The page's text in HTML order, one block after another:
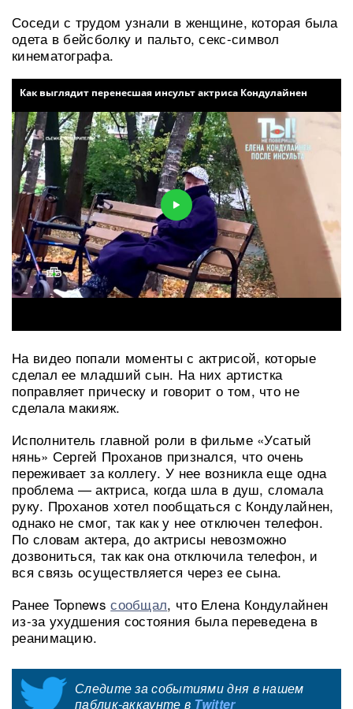
Соседи с трудом узнали в женщине, которая была
одета в бейсболку и пальто, секс-символ
кинематографа.
На видео попали моменты с актрисой, которые
сделал ее младший сын. На них артистка
поправляет прическу и говорит о том, что не
сделала макияж.
Исполнитель главной роли в фильме «Усатый
нянь» Сергей Проханов признался, что очень
переживает за коллегу. У нее возникла еще одна
проблема — актриса, когда шла в душ, сломала
руку. Проханов хотел пообщаться с Кондулайнен,
однако не смог, так как у нее отключен телефон.
По словам актера, до актрисы невозможно
дозвониться, так как она отключила телефон, и
вся связь осуществляется через ее сына.
Ранее Topnewsсообщал, что Елена Кондулайнен
из-за ухудшения состояния была переведена в
реанимацию.
Следите за событиями дня в нашем
паблик-аккаунте в Twitter